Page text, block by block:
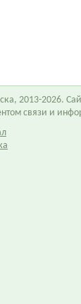
2013-2026.
связи и